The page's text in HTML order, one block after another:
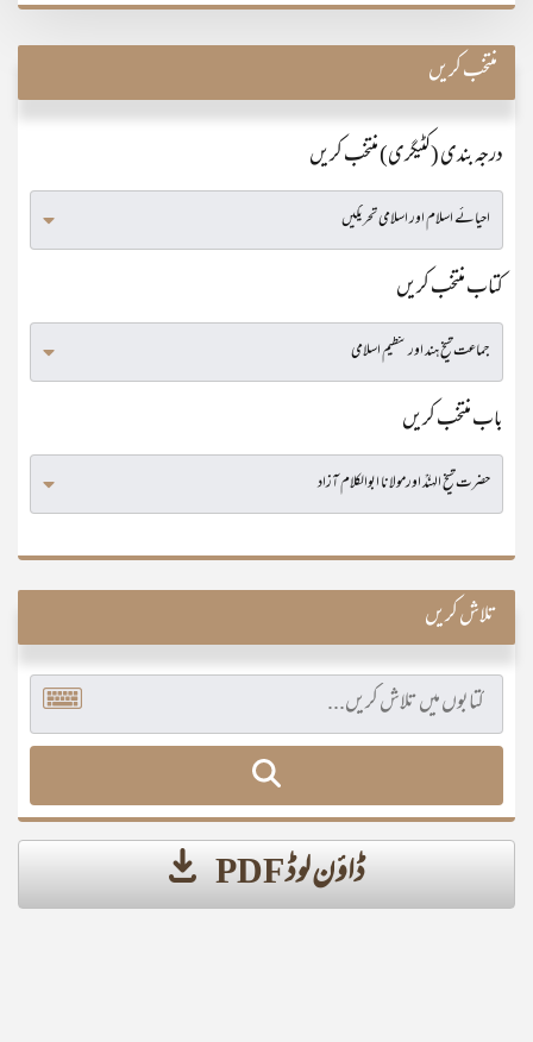
منتخب کریں
درجہ بندی (کٹیگری) منتخب کریں
کتاب منتخب کریں
باب منتخب کریں
تلاش کریں
ڈاؤن لوڈ PDF